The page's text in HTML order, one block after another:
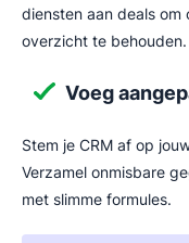
diensten aan deals
overzicht te behouden.
Voeg
Stem je CRM af op
Verzamel onmisbare
met slimme formules.